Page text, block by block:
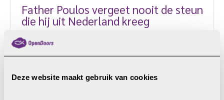
Deze website maakt gebruik van cookies
Father Poulos vergeet nooit de steun
die hij uit Nederland kreeg
Tijdens de Open Doors-dag van 8 oktober 2022 is er
nog meer ruimte ingeruimd om de vervolgde kerk te
sprekers aanwezig zijn. De eerste van de vier
sprekers van dit jaar is father Poulos uit Irak. Hij kan